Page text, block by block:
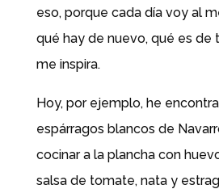
eso, porque cada día voy al
qué hay de nuevo, qué es de
me inspira.
Hoy, por ejemplo, he
espárragos blancos de
cocinar a la plancha con
salsa de tomate, nata y